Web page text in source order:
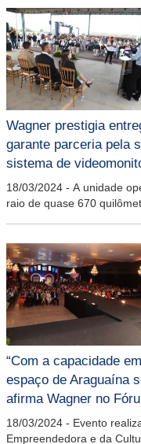
Wagner prestigia
garante parceria pela
sistema de
18/03/2024 - A unidade
raio de quase 670
“Com a capacidade
espaço de Araguaína
afirma Wagner no
18/03/2024 - Evento
Empreendedora e da